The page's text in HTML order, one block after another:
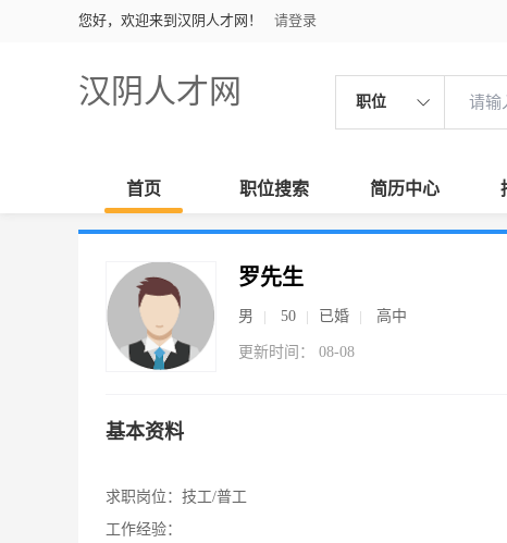
您好，欢迎来到汉阴人才网！ 请登录
汉阴人才网 职位
首页 职位搜索 简历中心
罗先生
男 50 已婚 高中
更新时间： 08-08
基本资料
求职岗位： 技工/普工
工作经验：